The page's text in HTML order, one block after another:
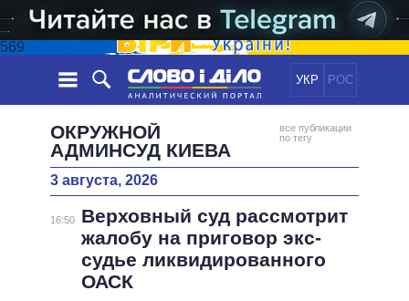
569
УКР РОС
ЛЕНТА
СОБЫТИЯ
СТАТЬИ
ОБЗОРЫ
ПОЛИТИКА
ЭКОНОМИКА
ОБЩЕСТВО
ОБЕЩАНИЯ
ПОЛИТИКИ
ВСЕ ПОЛИТИКИ
ПРЕЗИДЕНТ И ОФИС
ИНФОГРАФИКА
ОКРУЖНОЙ
АДМИНСУД КИЕВА
все публикации
по тегу
3 августа, 2026
16:50
Верховный суд рассмотрит
жалобу на приговор экс-
судье ликвидированного
ОАСК